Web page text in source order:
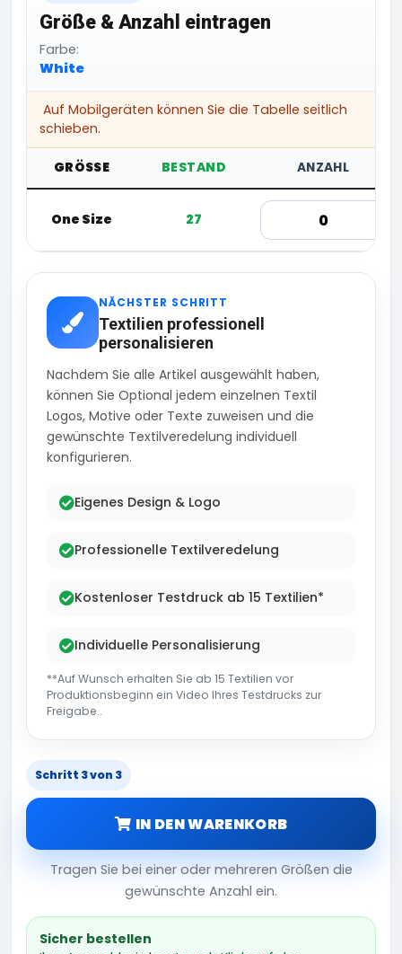
Größe & Anzahl eintragen
Farbe:
White
Auf Mobilgeräten können Sie die Tabelle seitlich
schieben.
GRÖSSE BESTAND ANZAHL
One Size 27
NÄCHSTER SCHRITT
Textilien professionell
personalisieren
Nachdem Sie alle Artikel ausgewählt haben,
können Sie Optional jedem einzelnen Textil
Logos, Motive oder Texte zuweisen und die
gewünschte Textilveredelung individuell
konfigurieren.
Eigenes Design & Logo
Professionelle Textilveredelung
Kostenloser Testdruck ab 15 Textilien*
Individuelle Personalisierung
**Auf Wunsch erhalten Sie ab 15 Textilien vor
Produktionsbeginn ein Video Ihres Testdrucks zur
Freigabe..
Schritt 3 von 3
IN DEN WARENKORB
Tragen Sie bei einer oder mehreren Größen die
gewünschte Anzahl ein.
Sicher bestellen